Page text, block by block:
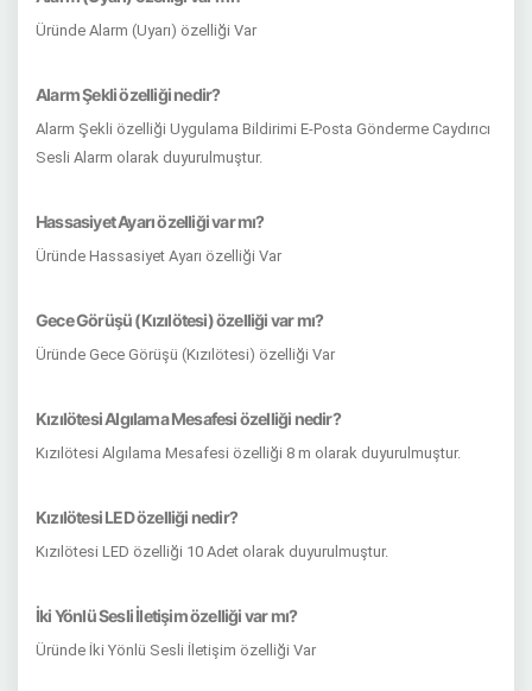
Üründe Alarm (Uyarı) özelliği Var
Alarm Şekli özelliği nedir?
Alarm Şekli özelliği Uygulama Bildirimi E-Posta Gönderme Caydırıcı
Sesli Alarm olarak duyurulmuştur.
Hassasiyet Ayarı özelliği var mı?
Üründe Hassasiyet Ayarı özelliği Var
Gece Görüşü (Kızılötesi) özelliği var mı?
Üründe Gece Görüşü (Kızılötesi) özelliği Var
Kızılötesi Algılama Mesafesi özelliği nedir?
Kızılötesi Algılama Mesafesi özelliği 8 m olarak duyurulmuştur.
Kızılötesi LED özelliği nedir?
Kızılötesi LED özelliği 10 Adet olarak duyurulmuştur.
İki Yönlü Sesli İletişim özelliği var mı?
Üründe İki Yönlü Sesli İletişim özelliği Var